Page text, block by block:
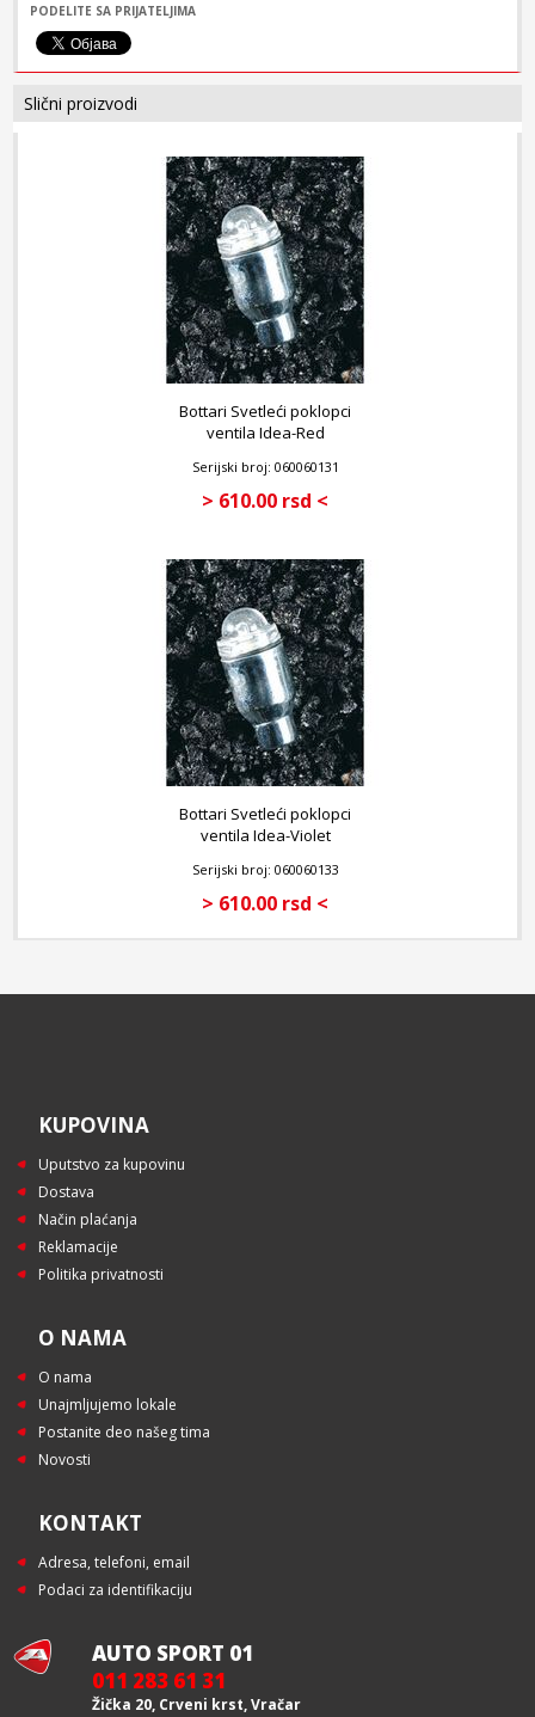
PODELITE SA PRIJATELJIMA
Slični proizvodi
Bottari Svetleći poklopci
ventila Idea-Red
Serijski broj: 060060131
> 610.00 rsd <
Bottari Svetleći poklopci
ventila Idea-Violet
Serijski broj: 060060133
> 610.00 rsd <
KUPOVINA
Uputstvo za kupovinu
Dostava
Način plaćanja
Reklamacije
Politika privatnosti
O NAMA
O nama
Unajmljujemo lokale
Postanite deo našeg tima
Novosti
KONTAKT
Adresa, telefoni, email
Podaci za identifikaciju
AUTO SPORT 01
011 283 61 31
Žička 20, Crveni krst, Vračar